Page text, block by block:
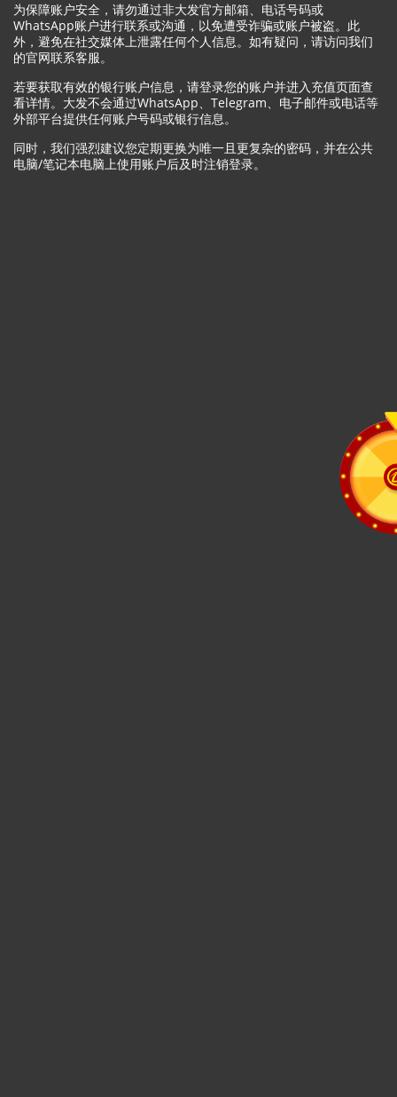
为保障账户安全，请勿通过非大发官方邮箱、电话号码或
WhatsApp账户进行联系或沟通，以免遭受诈骗或账户被盗。此
外，避免在社交媒体上泄露任何个人信息。如有疑问，请访问我们
的官网联系客服。
若要获取有效的银行账户信息，请登录您的账户并进入充值页面查
看详情。大发不会通过WhatsApp、Telegram、电子邮件或电话等
外部平台提供任何账户号码或银行信息。
同时，我们强烈建议您定期更换为唯一且更复杂的密码，并在公共
电脑/笔记本电脑上使用账户后及时注销登录。